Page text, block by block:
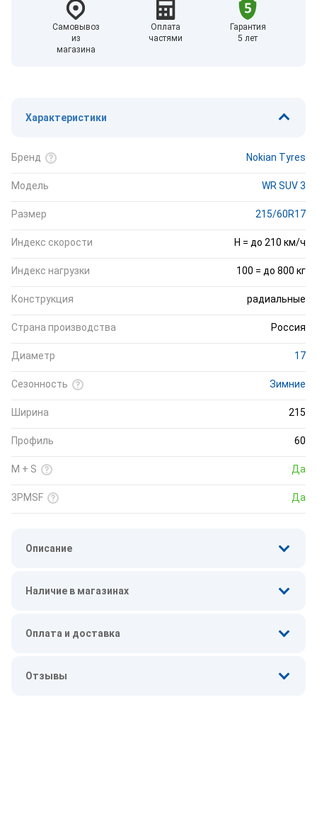
Самовывоз
из
магазина
Оплата
частями
Гарантия
5 лет
Характеристики
Бренд Nokian Tyres
Модель WR SUV 3
Размер 215/60R17
Индекс скорости H = до 210 км/ч
Индекс нагрузки 100 = до 800 кг
Конструкция радиальные
Страна производства Россия
Диаметр 17
Сезонность Зимние
Ширина 215
Профиль 60
M + S Да
3PMSF Да
Описание
Наличие в магазинах
Оплата и доставка
Отзывы